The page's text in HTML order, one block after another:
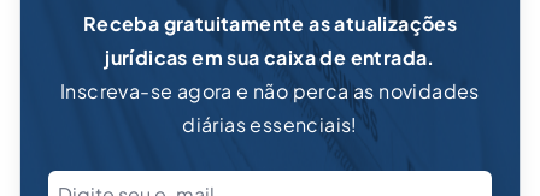
Receba gratuitamente as atualizações
jurídicas em sua caixa de entrada.
Inscreva-se agora e não perca as novidades
diárias essenciais!